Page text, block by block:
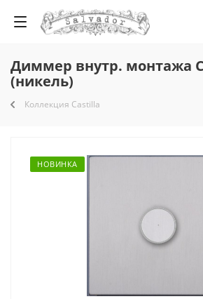
Диммер внутр. монтажа
(никель)
Коллекция Castilla
НОВИНКА